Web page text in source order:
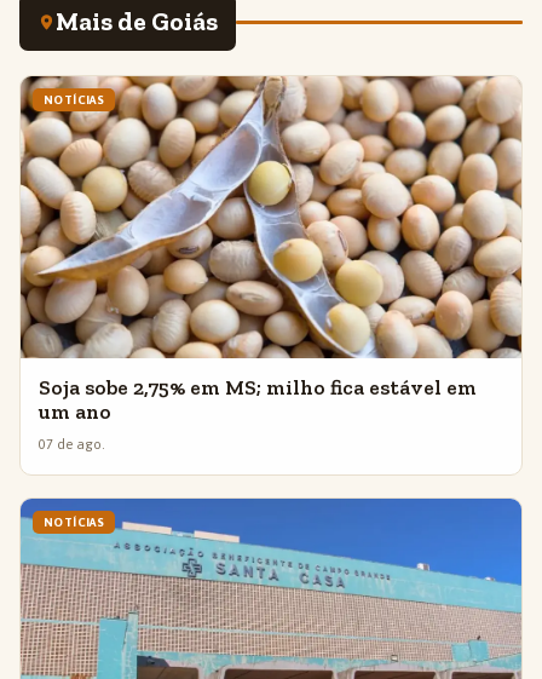
Mais de Goiás
NOTÍCIAS
Soja sobe 2,75% em MS; milho fica estável em
um ano
07 de ago.
NOTÍCIAS